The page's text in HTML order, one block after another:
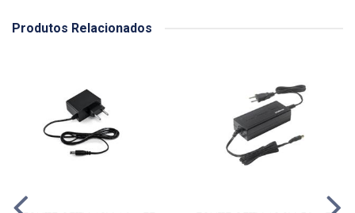
Produtos Relacionados